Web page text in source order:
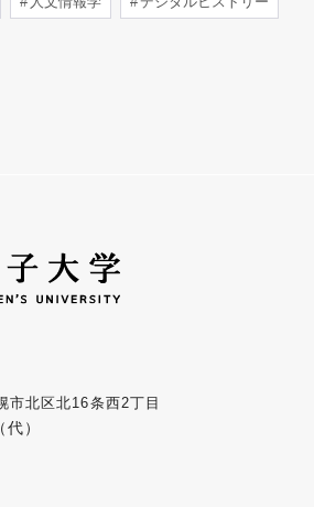
北区北16条西2丁目
（代）